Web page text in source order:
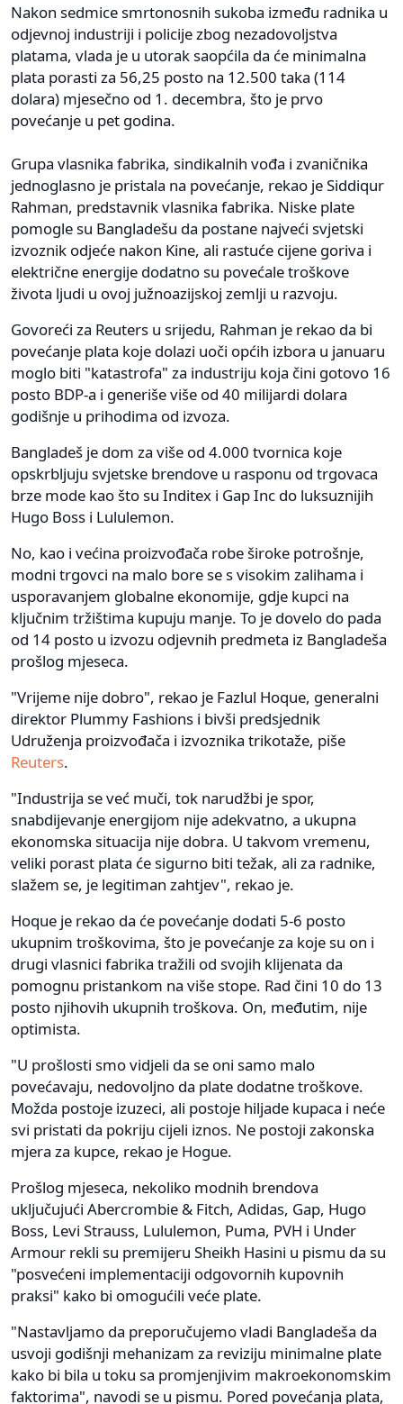
Nakon sedmice smrtonosnih sukoba između radnika u
odjevnoj industriji i policije zbog nezadovoljstva
platama, vlada je u utorak saopćila da će minimalna
plata porasti za 56,25 posto na 12.500 taka (114
dolara) mjesečno od 1. decembra, što je prvo
povećanje u pet godina.
Grupa vlasnika fabrika, sindikalnih vođa i zvaničnika
jednoglasno je pristala na povećanje, rekao je Siddiqur
Rahman, predstavnik vlasnika fabrika. Niske plate
pomogle su Bangladešu da postane najveći svjetski
izvoznik odjeće nakon Kine, ali rastuće cijene goriva i
električne energije dodatno su povećale troškove
života ljudi u ovoj južnoazijskoj zemlji u razvoju.
Govoreći za Reuters u srijedu, Rahman je rekao da bi
povećanje plata koje dolazi uoči općih izbora u januaru
moglo biti "katastrofa" za industriju koja čini gotovo 16
posto BDP-a i generiše više od 40 milijardi dolara
godišnje u prihodima od izvoza.
Bangladeš je dom za više od 4.000 tvornica koje
opskrbljuju svjetske brendove u rasponu od trgovaca
brze mode kao što su Inditex i Gap Inc do luksuznijih
Hugo Boss i Lululemon.
No, kao i većina proizvođača robe široke potrošnje,
modni trgovci na malo bore se s visokim zalihama i
usporavanjem globalne ekonomije, gdje kupci na
ključnim tržištima kupuju manje. To je dovelo do pada
od 14 posto u izvozu odjevnih predmeta iz Bangladeša
prošlog mjeseca.
"Vrijeme nije dobro", rekao je Fazlul Hoque, generalni
direktor Plummy Fashions i bivši predsjednik
Udruženja proizvođača i izvoznika trikotaže, piše
Reuters.
"Industrija se već muči, tok narudžbi je spor,
snabdijevanje energijom nije adekvatno, a ukupna
ekonomska situacija nije dobra. U takvom vremenu,
veliki porast plata će sigurno biti težak, ali za radnike,
slažem se, je legitiman zahtjev", rekao je.
Hoque je rekao da će povećanje dodati 5-6 posto
ukupnim troškovima, što je povećanje za koje su on i
drugi vlasnici fabrika tražili od svojih klijenata da
pomognu pristankom na više stope. Rad čini 10 do 13
posto njihovih ukupnih troškova. On, međutim, nije
optimista.
"U prošlosti smo vidjeli da se oni samo malo
povećavaju, nedovoljno da plate dodatne troškove.
Možda postoje izuzeci, ali postoje hiljade kupaca i neće
svi pristati da pokriju cijeli iznos. Ne postoji zakonska
mjera za kupce, rekao je Hogue.
Prošlog mjeseca, nekoliko modnih brendova
uključujući Abercrombie & Fitch, Adidas, Gap, Hugo
Boss, Levi Strauss, Lululemon, Puma, PVH i Under
Armour rekli su premijeru Sheikh Hasini u pismu da su
"posvećeni implementaciji odgovornih kupovnih
praksi" kako bi omogućili veće plate.
"Nastavljamo da preporučujemo vladi Bangladeša da
usvoji godišnji mehanizam za reviziju minimalne plate
kako bi bila u toku sa promjenjivim makroekonomskim
faktorima", navodi se u pismu. Pored povećanja plata,